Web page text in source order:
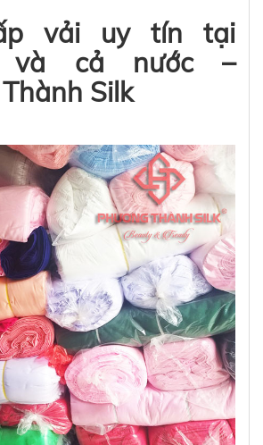
vải uy tín tại
và cả nước –
Silk